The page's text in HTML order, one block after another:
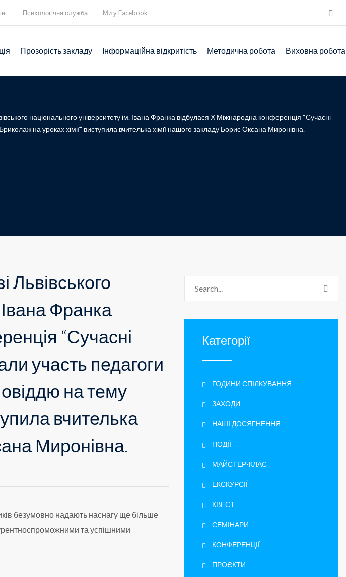
Психологічна служба Ми у Facebook
Прозорість закладу Інформаційна відкритість Методична робота Виховна робота
національного університету ім. Івана Франка відбулася Х Міжнародна конференція “Сучасні
на уроках хімії” виступила вчителька хімії нашого закладу Борис Оксана Миронівна.
Львівського
Івана Франка
“Сучасні
участь педагоги
на тему
вчителька
Миронівна.
безумовно надають наснагу ще більше
та успішними
Категорії
ГОДИНИ СПІЛКУВАННЯ
ЗАХОДИ
НАШІ ДОСЯГНЕННЯ
ПОДІЇ
МАЙСТЕР-КЛАС
ЕКСКУРСІЇ
КВЕСТ
СЕМІНАРИ
КОНФЕРЕНЦІЇ
ПРОЄКТИ